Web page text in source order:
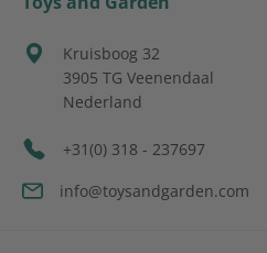
Kruisboog 32
3905 TG Veenendaal
Nederland
+31(0) 318 - 237697
info@toysandgarden.com